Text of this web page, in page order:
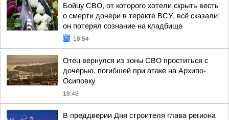
Бойцу СВО, от которого хотели скрыть весть
о смерти дочери в теракте ВСУ, всё сказали:
он потерял сознание на кладбище
18:54
Отец вернулся из зоны СВО проститься с
дочерью, погибшей при атаке на Архипо-
Осиповку
18:48
В преддверии Дня строителя глава региона